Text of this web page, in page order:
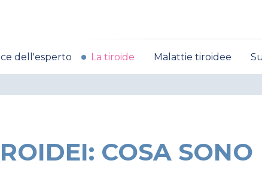
dell'esperto La tiroide Malattie tiroidee
COSA SONO